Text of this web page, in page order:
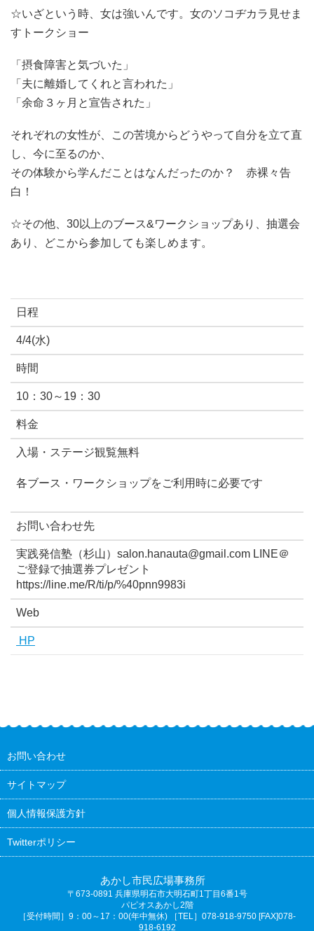
☆いざという時、女は強いんです。女のソコヂカラ見せま
すトークショー
「摂食障害と気づいた」
「夫に離婚してくれと言われた」
「余命３ヶ月と宣告された」
それぞれの女性が、この苦境からどうやって自分を立て直
し、今に至るのか、
その体験から学んだことはなんだったのか？ 赤裸々告
白！
☆その他、30以上のブース&ワークショップあり、抽選会
あり、どこから参加しても楽しめます。
日程
4/4(水)
時間
10：30～19：30
料金
入場・ステージ観覧無料
各ブース・ワークショップをご利用時に必要です
お問い合わせ先
実践発信塾（杉山）salon.hanauta@gmail.com LINE＠
ご登録で抽選券プレゼント
https://line.me/R/ti/p/%40pnn9983i
Web
HP
お問い合わせ
サイトマップ
個人情報保護方針
Twitterポリシー
あかし市民広場事務所
〒673-0891 兵庫県明石市大明石町1丁目6番1号
パピオスあかし2階
［受付時間］9：00～17：00(年中無休) ［TEL］078-918-9750 [FAX]078-
918-6192